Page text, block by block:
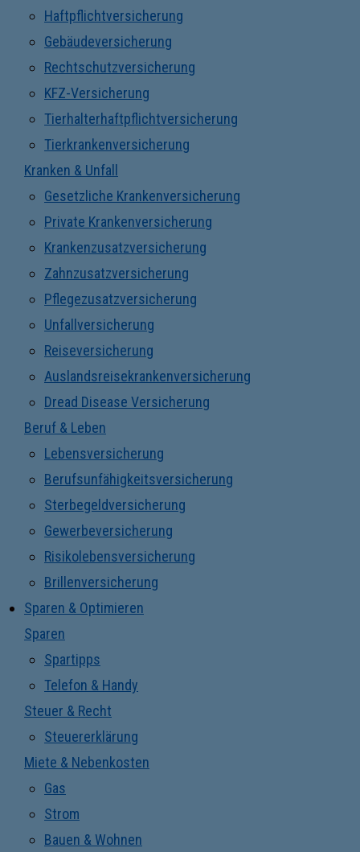
Haftpflichtversicherung
Gebäudeversicherung
Rechtschutzversicherung
KFZ-Versicherung
Tierhalterhaftpflichtversicherung
Tierkrankenversicherung
Kranken & Unfall
Gesetzliche Krankenversicherung
Private Krankenversicherung
Krankenzusatzversicherung
Zahnzusatzversicherung
Pflegezusatzversicherung
Unfallversicherung
Reiseversicherung
Auslandsreisekrankenversicherung
Dread Disease Versicherung
Beruf & Leben
Lebensversicherung
Berufsunfähigkeitsversicherung
Sterbegeldversicherung
Gewerbeversicherung
Risikolebensversicherung
Brillenversicherung
Sparen & Optimieren
Sparen
Spartipps
Telefon & Handy
Steuer & Recht
Steuererklärung
Miete & Nebenkosten
Gas
Strom
Bauen & Wohnen